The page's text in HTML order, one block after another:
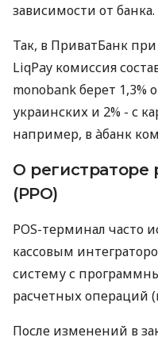
зависимости от банка.
Так, в ПриватБанк
LiqPay комиссия
monobank берет 1,3%
украинских и 2% - с
например, в àбанк
О регистраторе
(РРО)
POS-терминал часто
кассовым
систему с
расчетных операций
После изменений в